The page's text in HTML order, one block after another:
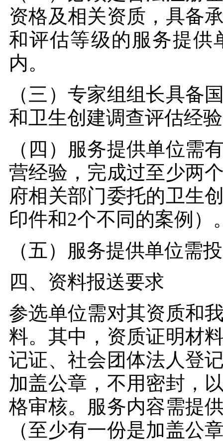
资格及相关资质，具备
和评估等级的服务提供
内。
（三）专家组组长具备
和卫生创建调查评估经
（四）服务提供单位需
营经验，完成过至少两
府相关部门委托的卫生
印件和2个不同的案例）
（五）服务提供单位需
四、资料报送要求
参选单位需对其资质和
料。其中，资质证明材
记证、社会团体法人登
加盖公章，不用密封，
格审核。服务内容需提
（至少有一份是加盖公